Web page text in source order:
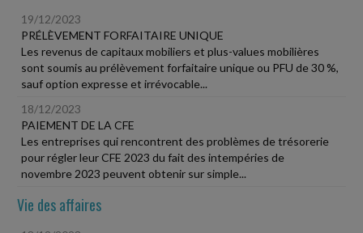
19/12/2023
PRÉLÈVEMENT FORFAITAIRE UNIQUE
Les revenus de capitaux mobiliers et plus-values mobilières
sont soumis au prélèvement forfaitaire unique ou PFU de 30 %,
sauf option expresse et irrévocable...
18/12/2023
PAIEMENT DE LA CFE
Les entreprises qui rencontrent des problèmes de trésorerie
pour régler leur CFE 2023 du fait des intempéries de
novembre 2023 peuvent obtenir sur simple...
Vie des affaires